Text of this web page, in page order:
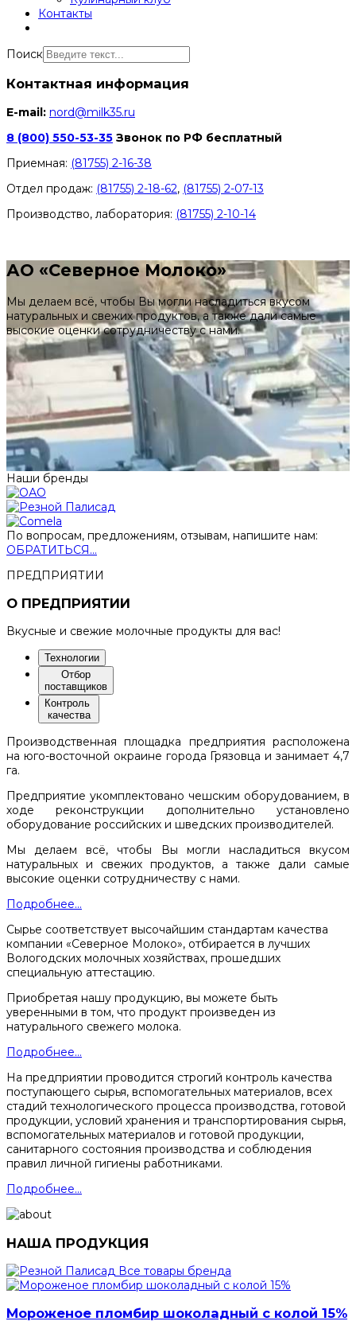
Контакты
Поиск
Контактная информация
E-mail: nord@milk35.ru
8 (800) 550-53-35 Звонок по РФ бесплатный
Приемная: (81755) 2-16-38
Отдел продаж: (81755) 2-18-62, (81755) 2-07-13
Производство, лаборатория: (81755) 2-10-14
АО «Северное Молоко»
Мы делаем всё, чтобы Вы могли насладиться вкусом
натуральных и свежих продуктов, а также дали самые
высокие оценки сотрудничеству с нами.
Наши бренды
По вопросам, предложениям, отзывам, напишите нам:
ОБРАТИТЬСЯ...
ПРЕДПРИЯТИИ
О ПРЕДПРИЯТИИ
Вкусные и свежие молочные продукты для вас!
Технологии
Отбор
поставщиков
Контроль
качества
Производственная площадка предприятия расположена
на юго-восточной окраине города Грязовца и занимает 4,7
га.
Предприятие укомплектовано чешским оборудованием, в
ходе реконструкции дополнительно установлено
оборудование российских и шведских производителей.
Мы делаем всё, чтобы Вы могли насладиться вкусом
натуральных и свежих продуктов, а также дали самые
высокие оценки сотрудничеству с нами.
Подробнее...
Сырье соответствует высочайшим стандартам качества
компании «Северное Молоко», отбирается в лучших
Вологодских молочных хозяйствах, прошедших
специальную аттестацию.
Приобретая нашу продукцию, вы можете быть
уверенными в том, что продукт произведен из
натурального свежего молока.
Подробнее...
На предприятии проводится строгий контроль качества
поступающего сырья, вспомогательных материалов, всех
стадий технологического процесса производства, готовой
продукции, условий хранения и транспортирования сырья,
вспомогательных материалов и готовой продукции,
санитарного состояния производства и соблюдения
правил личной гигиены работниками.
Подробнее...
НАША ПРОДУКЦИЯ
Все товары бренда
Мороженое пломбир шоколадный с колой 15%